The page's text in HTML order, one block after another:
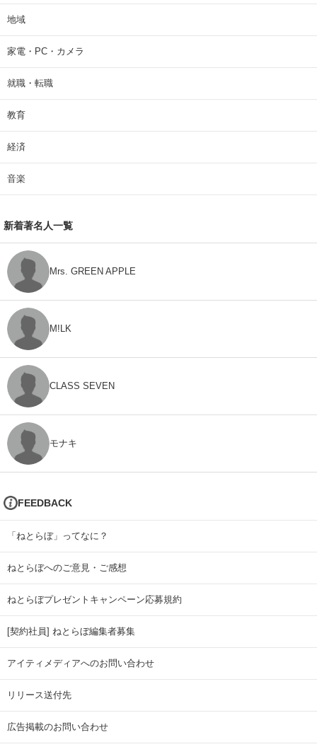
地域
家電・PC・カメラ
就職・転職
教育
経済
音楽
新着著名人一覧
Mrs. GREEN APPLE
M!LK
CLASS SEVEN
モナキ
FEEDBACK
「ねとらぼ」ってなに？
ねとらぼへのご意見・ご感想
ねとらぼプレゼントキャンペーン応募規約
[契約社員] ねとらぼ編集者募集
アイティメディアへのお問い合わせ
リリース送付先
広告掲載のお問い合わせ